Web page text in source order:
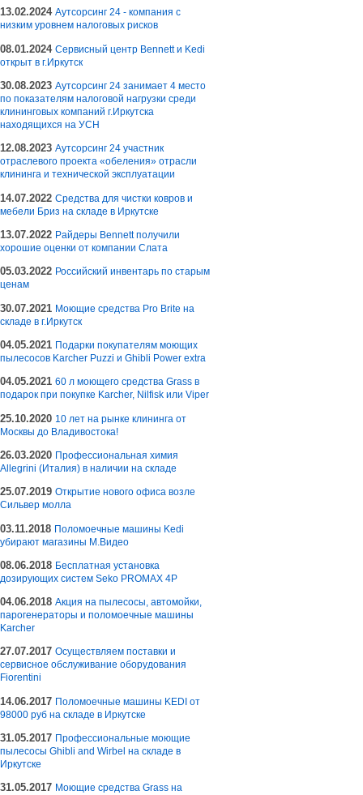
13.02.2024 Аутсорсинг 24 - компания с
низким уровнем налоговых рисков
08.01.2024 Сервисный центр Bennett и Kedi
открыт в г.Иркутск
30.08.2023 Аутсорсинг 24 занимает 4 место
по показателям налоговой нагрузки среди
клининговых компаний г.Иркутска
находящихся на УСН
12.08.2023 Аутсорсинг 24 участник
отраслевого проекта «обеления» отрасли
клининга и технической эксплуатации
14.07.2022 Средства для чистки ковров и
мебели Бриз на складе в Иркутске
13.07.2022 Райдеры Bennett получили
хорошие оценки от компании Слата
05.03.2022 Российский инвентарь по старым
ценам
30.07.2021 Моющие средства Pro Brite на
складе в г.Иркутск
04.05.2021 Подарки покупателям моющих
пылесосов Karcher Puzzi и Ghibli Power extra
04.05.2021 60 л моющего средства Grass в
подарок при покупке Karcher, Nilfisk или Viper
25.10.2020 10 лет на рынке клининга от
Москвы до Владивостока!
26.03.2020 Профессиональная химия
Allegrini (Италия) в наличии на складе
25.07.2019 Открытие нового офиса возле
Сильвер молла
03.11.2018 Поломоечные машины Kedi
убирают магазины М.Видео
08.06.2018 Бесплатная установка
дозирующих систем Seko PROMAX 4P
04.06.2018 Акция на пылесосы, автомойки,
парогенераторы и поломоечные машины
Karcher
27.07.2017 Осуществляем поставки и
сервисное обслуживание оборудования
Fiorentini
14.06.2017 Поломоечные машины KEDI от
98000 руб на складе в Иркутске
31.05.2017 Профессиональные моющие
пылесосы Ghibli and Wirbel на складе в
Иркутске
31.05.2017 Моющие средства Grass на